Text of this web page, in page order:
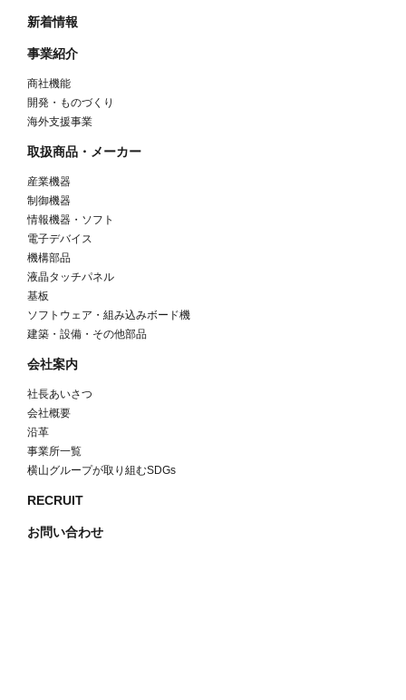
新着情報
事業紹介
商社機能
開発・ものづくり
海外支援事業
取扱商品・メーカー
産業機器
制御機器
情報機器・ソフト
電子デバイス
機構部品
液晶タッチパネル
基板
ソフトウェア・組み込みボード機
建築・設備・その他部品
会社案内
社長あいさつ
会社概要
沿革
事業所一覧
横山グループが取り組むSDGs
RECRUIT
お問い合わせ